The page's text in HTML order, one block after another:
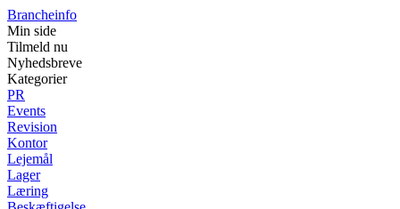
Brancheinfo
Min side
Tilmeld nu
Nyhedsbreve
Kategorier
PR
Events
Revision
Kontor
Lejemål
Lager
Læring